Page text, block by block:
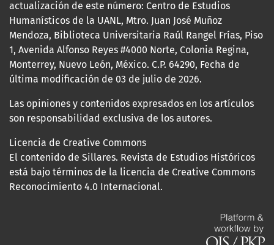
actualización de este número: Centro de Estudios
Humanísticos de la UANL, Mtro. Juan José Muñoz
Mendoza, Biblioteca Universitaria Raúl Rangel Frías, Piso
1, Avenida Alfonso Reyes #4000 Norte, Colonia Regina,
Monterrey, Nuevo León, México. C.P. 64290, Fecha de
última modificación de 03 de julio de 2026.
Las opiniones y contenidos expresados en los artículos
son responsabilidad exclusiva de los autores.
Licencia de Creative Commons
El contenido de Sillares. Revista de Estudios Históricos
está bajo términos de la licencia de Creative Commons
Reconocimiento 4.0 Internacional.